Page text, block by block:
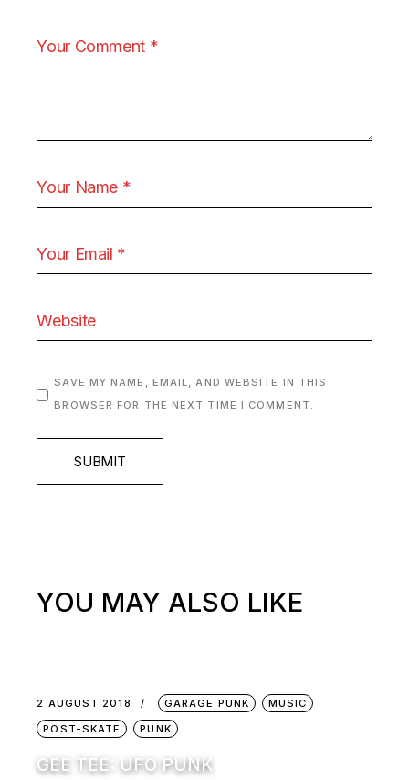
SAVE MY NAME, EMAIL, AND WEBSITE IN THIS
BROWSER FOR THE NEXT TIME I COMMENT.
SUBMIT
YOU MAY ALSO LIKE
2 AUGUST 2018 GARAGE PUNK
MUSIC
POST-SKATE
PUNK
GEE TEE: UFO PUNK